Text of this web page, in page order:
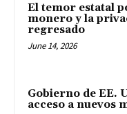
El temor estatal
monero y la
regresado
June 14, 2026
Gobierno de EE.
acceso a nuevos